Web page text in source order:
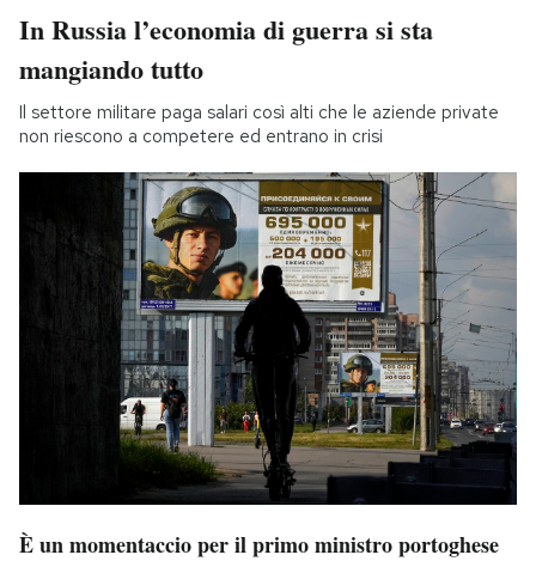
In Russia l’economia di guerra si sta
mangiando tutto
Il settore militare paga salari così alti che le aziende private
non riescono a competere ed entrano in crisi
È un momentaccio per il primo ministro portoghese